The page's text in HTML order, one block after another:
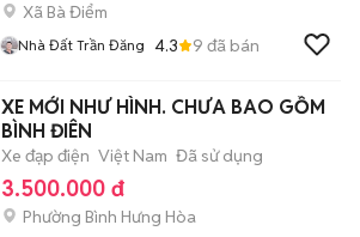
Xã Bà Điểm
Nhà Đất Trần Đăng 4.3 9 đã bán
XE MỚI NHƯ HÌNH. CHƯA BAO GỒM
BÌNH ĐIÊN
Xe đạp điện Việt Nam Đã sử dụng
3.500.000 đ
Phường Bình Hưng Hòa